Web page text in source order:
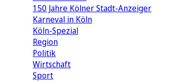
150 Jahre Kölner Stadt-Anzeiger
Karneval in Köln
Köln-Spezial
Region
Politik
Wirtschaft
Sport